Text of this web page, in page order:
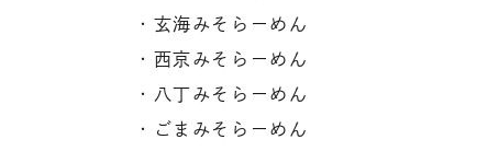
・玄海みそらーめん
・西京みそらーめん
・八丁みそらーめん
・ごまみそらーめん